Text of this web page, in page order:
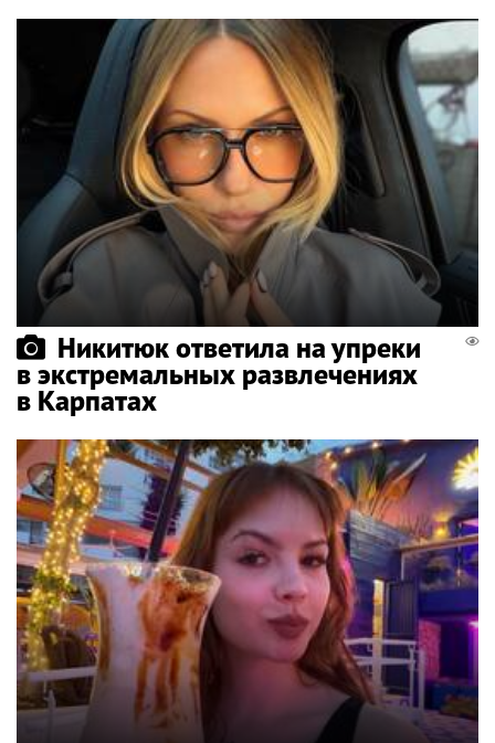
Никитюк ответила на упреки
в экстремальных развлечениях
в Карпатах